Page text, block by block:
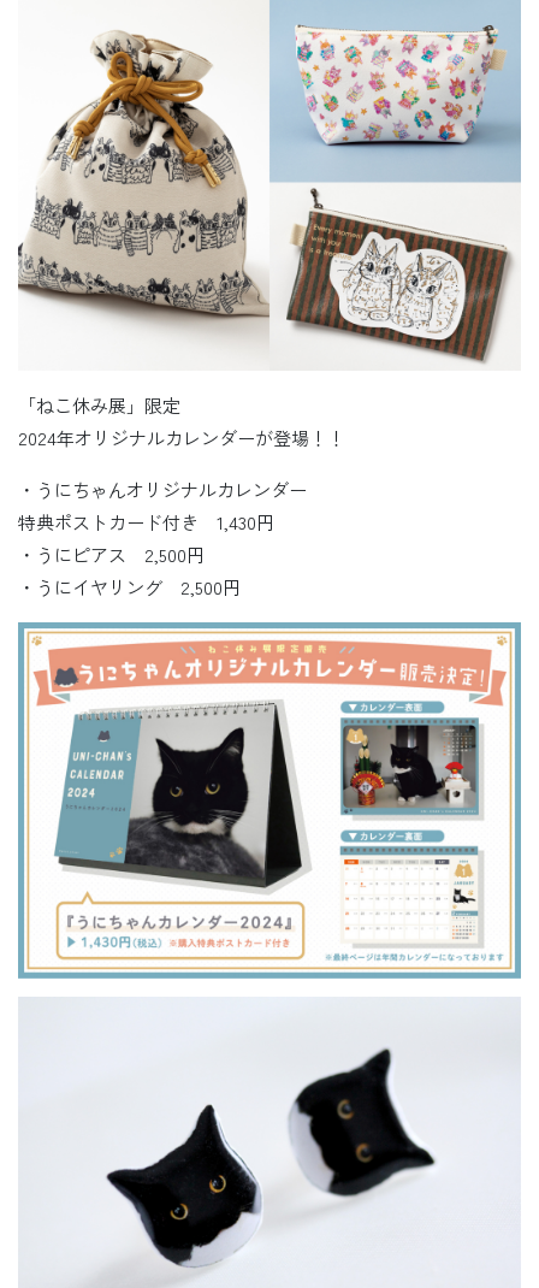
「ねこ休み展」限定
2024年オリジナルカレンダーが登場！！
・うにちゃんオリジナルカレンダー
特典ポストカード付き 1,430円
・うにピアス 2,500円
・うにイヤリング 2,500円